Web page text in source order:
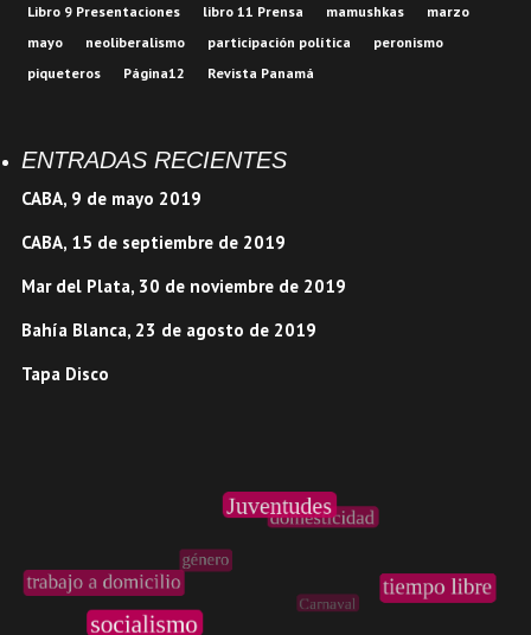
Libro 9 Presentaciones
libro 11 Prensa mamushkas
marzo
mayo
neoliberalismo participación política
peronismo
piqueteros
Página12 Revista Panamá
ENTRADAS RECIENTES
CABA, 9 de mayo 2019
CABA, 15 de septiembre de 2019
Mar del Plata, 30 de noviembre de 2019
Bahía Blanca, 23 de agosto de 2019
Tapa Disco